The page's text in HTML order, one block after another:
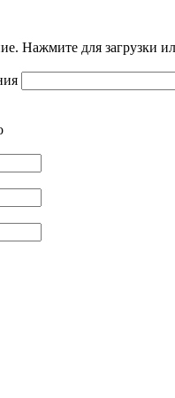
Нажмите для загрузки